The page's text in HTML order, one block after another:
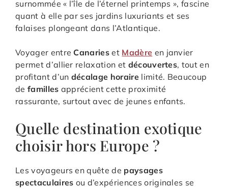
surnommée « l’île de l’éternel printemps », fascine
quant à elle par ses jardins luxuriants et ses
falaises plongeant dans l’Atlantique.
Voyager entre Canaries et Madère en janvier
permet d’allier relaxation et découvertes, tout en
profitant d’un décalage horairelimité. Beaucoup
de familles apprécient cette proximité
rassurante, surtout avec de jeunes enfants.
Quelle destination exotique
choisir hors Europe ?
Les voyageurs en quête de paysages
spectaculaires ou d’expériences originales se